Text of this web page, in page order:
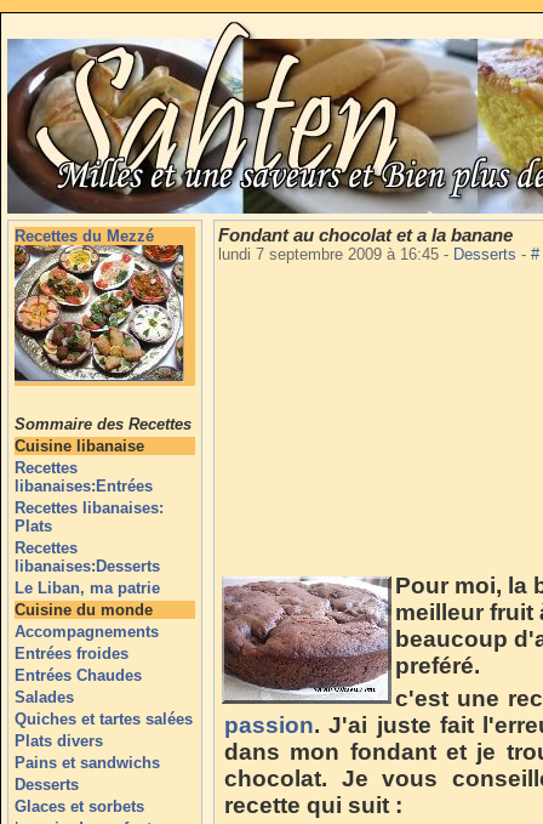
Recettes du Mezzé
Sommaire des Recettes
Cuisine libanaise
Recettes
libanaises:Entrées
Recettes libanaises:
Plats
Recettes
libanaises:Desserts
Le Liban, ma patrie
Cuisine du monde
Accompagnements
Entrées froides
Entrées Chaudes
Salades
Quiches et tartes salées
Plats divers
Pains et sandwichs
Desserts
Glaces et sorbets
Fondant au chocolat et a la banane
lundi 7 septembre 2009 à 16:45 - Desserts -
Pour moi, la
meilleur fruit
beaucoup
preféré.
c'est une
passion. J'ai juste fait
dans mon fondant et je
chocolat. Je vous
recette qui suit :